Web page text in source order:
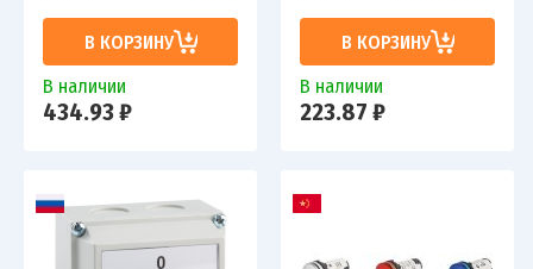
В КОРЗИНУ
В наличии
434.93 ₽
В КОРЗИНУ
В наличии
223.87 ₽